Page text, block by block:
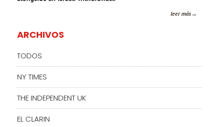
leer más
ARCHIVOS
TODOS
NY TIMES
THE INDEPENDENT UK
EL CLARIN